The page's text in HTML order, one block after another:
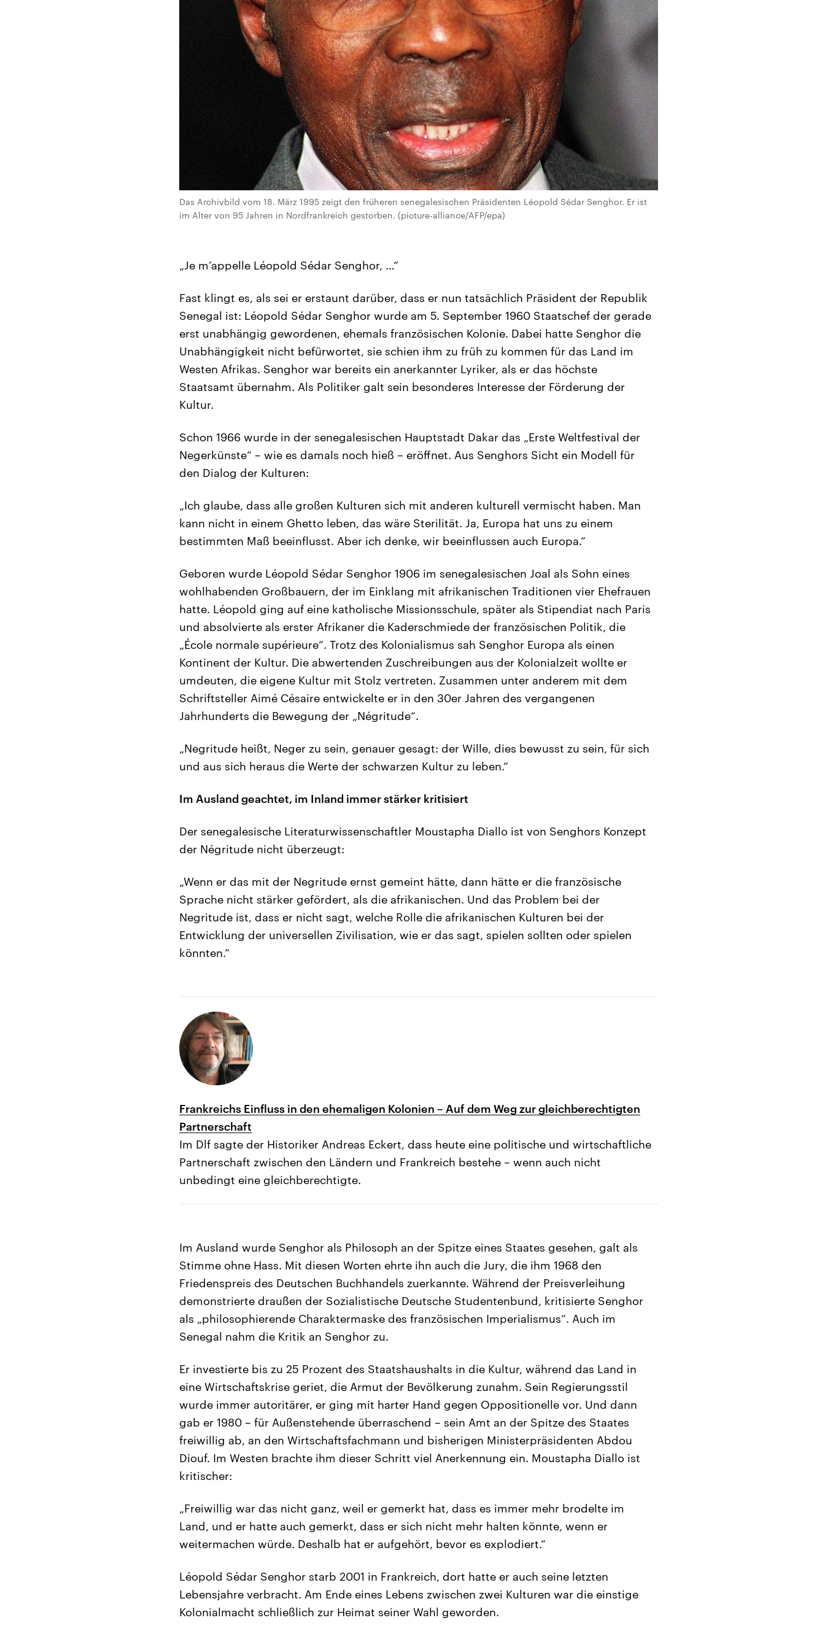
Das Archivbild vom 18. März 1995 zeigt den früheren senegalesischen Präsidenten Léopold Sédar Senghor. Er ist
im Alter von 95 Jahren in Nordfrankreich gestorben. (picture-alliance/AFP/epa)
„Je m’appelle Léopold Sédar Senghor, …“
Fast klingt es, als sei er erstaunt darüber, dass er nun tatsächlich Präsident der Republik
Senegal ist: Léopold Sédar Senghor wurde am 5. September 1960 Staatschef der gerade
erst unabhängig gewordenen, ehemals französischen Kolonie. Dabei hatte Senghor die
Unabhängigkeit nicht befürwortet, sie schien ihm zu früh zu kommen für das Land im
Westen Afrikas. Senghor war bereits ein anerkannter Lyriker, als er das höchste
Staatsamt übernahm. Als Politiker galt sein besonderes Interesse der Förderung der
Kultur.
Schon 1966 wurde in der senegalesischen Hauptstadt Dakar das „Erste Weltfestival der
Negerkünste“ – wie es damals noch hieß – eröffnet. Aus Senghors Sicht ein Modell für
den Dialog der Kulturen:
„Ich glaube, dass alle großen Kulturen sich mit anderen kulturell vermischt haben. Man
kann nicht in einem Ghetto leben, das wäre Sterilität. Ja, Europa hat uns zu einem
bestimmten Maß beeinflusst. Aber ich denke, wir beeinflussen auch Europa.“
Geboren wurde Léopold Sédar Senghor 1906 im senegalesischen Joal als Sohn eines
wohlhabenden Großbauern, der im Einklang mit afrikanischen Traditionen vier Ehefrauen
hatte. Léopold ging auf eine katholische Missionsschule, später als Stipendiat nach Paris
und absolvierte als erster Afrikaner die Kaderschmiede der französischen Politik, die
„École normale supérieure“. Trotz des Kolonialismus sah Senghor Europa als einen
Kontinent der Kultur. Die abwertenden Zuschreibungen aus der Kolonialzeit wollte er
umdeuten, die eigene Kultur mit Stolz vertreten. Zusammen unter anderem mit dem
Schriftsteller Aimé Césaire entwickelte er in den 30er Jahren des vergangenen
Jahrhunderts die Bewegung der „Négritude“.
„Negritude heißt, Neger zu sein, genauer gesagt: der Wille, dies bewusst zu sein, für sich
und aus sich heraus die Werte der schwarzen Kultur zu leben.“
Im Ausland geachtet, im Inland immer stärker kritisiert
Der senegalesische Literaturwissenschaftler Moustapha Diallo ist von Senghors Konzept
der Négritude nicht überzeugt:
„Wenn er das mit der Negritude ernst gemeint hätte, dann hätte er die französische
Sprache nicht stärker gefördert, als die afrikanischen. Und das Problem bei der
Negritude ist, dass er nicht sagt, welche Rolle die afrikanischen Kulturen bei der
Entwicklung der universellen Zivilisation, wie er das sagt, spielen sollten oder spielen
könnten.“
Frankreichs Einfluss in den ehemaligen Kolonien – Auf dem Weg zur gleichberechtigten
Partnerschaft
Im Dlf sagte der Historiker Andreas Eckert, dass heute eine politische und wirtschaftliche
Partnerschaft zwischen den Ländern und Frankreich bestehe – wenn auch nicht
unbedingt eine gleichberechtigte.
Im Ausland wurde Senghor als Philosoph an der Spitze eines Staates gesehen, galt als
Stimme ohne Hass. Mit diesen Worten ehrte ihn auch die Jury, die ihm 1968 den
Friedenspreis des Deutschen Buchhandels zuerkannte. Während der Preisverleihung
demonstrierte draußen der Sozialistische Deutsche Studentenbund, kritisierte Senghor
als „philosophierende Charaktermaske des französischen Imperialismus“. Auch im
Senegal nahm die Kritik an Senghor zu.
Er investierte bis zu 25 Prozent des Staatshaushalts in die Kultur, während das Land in
eine Wirtschaftskrise geriet, die Armut der Bevölkerung zunahm. Sein Regierungsstil
wurde immer autoritärer, er ging mit harter Hand gegen Oppositionelle vor. Und dann
gab er 1980 – für Außenstehende überraschend – sein Amt an der Spitze des Staates
freiwillig ab, an den Wirtschaftsfachmann und bisherigen Ministerpräsidenten Abdou
Diouf. Im Westen brachte ihm dieser Schritt viel Anerkennung ein. Moustapha Diallo ist
kritischer:
„Freiwillig war das nicht ganz, weil er gemerkt hat, dass es immer mehr brodelte im
Land, und er hatte auch gemerkt, dass er sich nicht mehr halten könnte, wenn er
weitermachen würde. Deshalb hat er aufgehört, bevor es explodiert.“
Léopold Sédar Senghor starb 2001 in Frankreich, dort hatte er auch seine letzten
Lebensjahre verbracht. Am Ende eines Lebens zwischen zwei Kulturen war die einstige
Kolonialmacht schließlich zur Heimat seiner Wahl geworden.